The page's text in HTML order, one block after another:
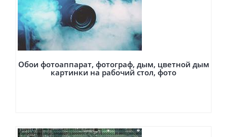
Обои фотоаппарат, фотограф, дым, цветной дым
картинки на рабочий стол, фото